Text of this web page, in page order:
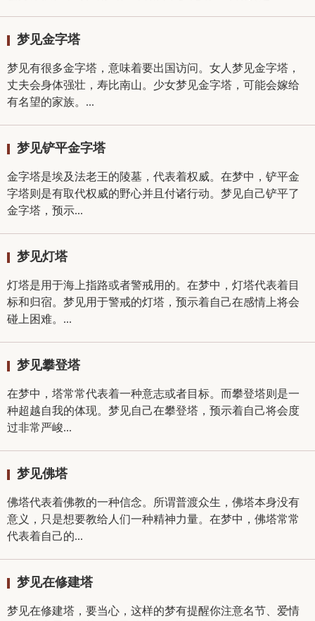
梦见金字塔
梦见有很多金字塔，意味着要出国访问。女人梦见金字塔，
丈夫会身体强壮，寿比南山。少女梦见金字塔，可能会嫁给
有名望的家族。...
梦见铲平金字塔
金字塔是埃及法老王的陵墓，代表着权威。在梦中，铲平金
字塔则是有取代权威的野心并且付诸行动。梦见自己铲平了
金字塔，预示...
梦见灯塔
灯塔是用于海上指路或者警戒用的。在梦中，灯塔代表着目
标和归宿。梦见用于警戒的灯塔，预示着自己在感情上将会
碰上困难。...
梦见攀登塔
在梦中，塔常常代表着一种意志或者目标。而攀登塔则是一
种超越自我的体现。梦见自己在攀登塔，预示着自己将会度
过非常严峻...
梦见佛塔
佛塔代表着佛教的一种信念。所谓普渡众生，佛塔本身没有
意义，只是想要教给人们一种精神力量。在梦中，佛塔常常
代表着自己的...
梦见在修建塔
梦见在修建塔，要当心，这样的梦有提醒你注意名节、爱情